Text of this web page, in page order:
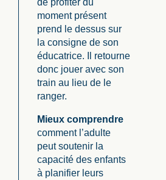
moment présent
prend le dessus sur
la consigne de son
éducatrice. Il retourne
donc jouer avec son
train au lieu de le
ranger.
Mieux comprendre
comment l’adulte
peut soutenir la
capacité des enfants
à planifier l eurs